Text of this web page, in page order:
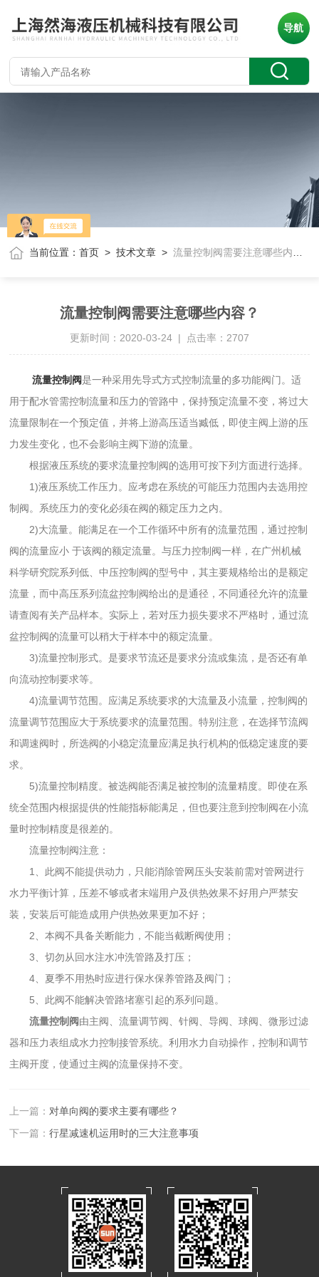
导航
当前位置：首页 >技术文章 >流量控制阀需要注意哪些内容？
流量控制阀需要注意哪些内容？
更新时间：2020-03-24 | 点击率：2707
流量控制阀是一种采用先导式方式控制流量的多功能阀门。适
用于配水管需控制流量和压力的管路中，保持预定流量不变，将过大
流量限制在一个预定值，并将上游高压适当臧低，即使主阀上游的压
力发生变化，也不会影响主阀下游的流量。
根据液压系统的要求流量控制阀的选用可按下列方面进行选择。
1)液压系统工作压力。应考虑在系统的可能压力范围内去选用控
制阀。系统压力的变化必须在阀的额定压力之内。
2)大流量。能满足在一个工作循环中所有的流量范围，通过控制
阀的流量应小 于该阀的额定流量。与压力控制阀一样，在广州机械
科学研究院系列低、中压控制阀的型号中，其主要规格给出的是额定
流量，而中高压系列流盆控制阀给出的是通径，不同通径允许的流量
请查阅有关产品样本。实际上，若对压力损失要求不严格时，通过流
盆控制阀的流量可以稍大于样本中的额定流量。
3)流量控制形式。是要求节流还是要求分流或集流，是否还有单
向流动控制要求等。
4)流量调节范围。应满足系统要求的大流量及小流量，控制阀的
流量调节范围应大于系统要求的流量范围。特别注意，在选择节流阀
和调速阀时，所选阀的小稳定流量应满足执行机构的低稳定速度的要
求。
5)流量控制精度。被选阀能否满足被控制的流量精度。即使在系
统全范围内根据提供的性能指标能满足，但也要注意到控制阀在小流
量时控制精度是很差的。
流量控制阀注意：
1、此阀不能提供动力，只能消除管网压头安装前需对管网进行
水力平衡计算，压差不够或者末端用户及供热效果不好用户严禁安
装，安装后可能造成用户供热效果更加不好；
2、本阀不具备关断能力，不能当截断阀使用；
3、切勿从回水注水冲洗管路及打压；
4、夏季不用热时应进行保水保养管路及阀门；
5、此阀不能解决管路堵塞引起的系列问题。
流量控制阀由主阀、流量调节阀、针阀、导阀、球阀、微形过滤
器和压力表组成水力控制接管系统。利用水力自动操作，控制和调节
主阀开度，使通过主阀的流量保持不变。
上一篇： 对单向阀的要求主要有哪些？
下一篇：行星减速机运用时的三大注意事项